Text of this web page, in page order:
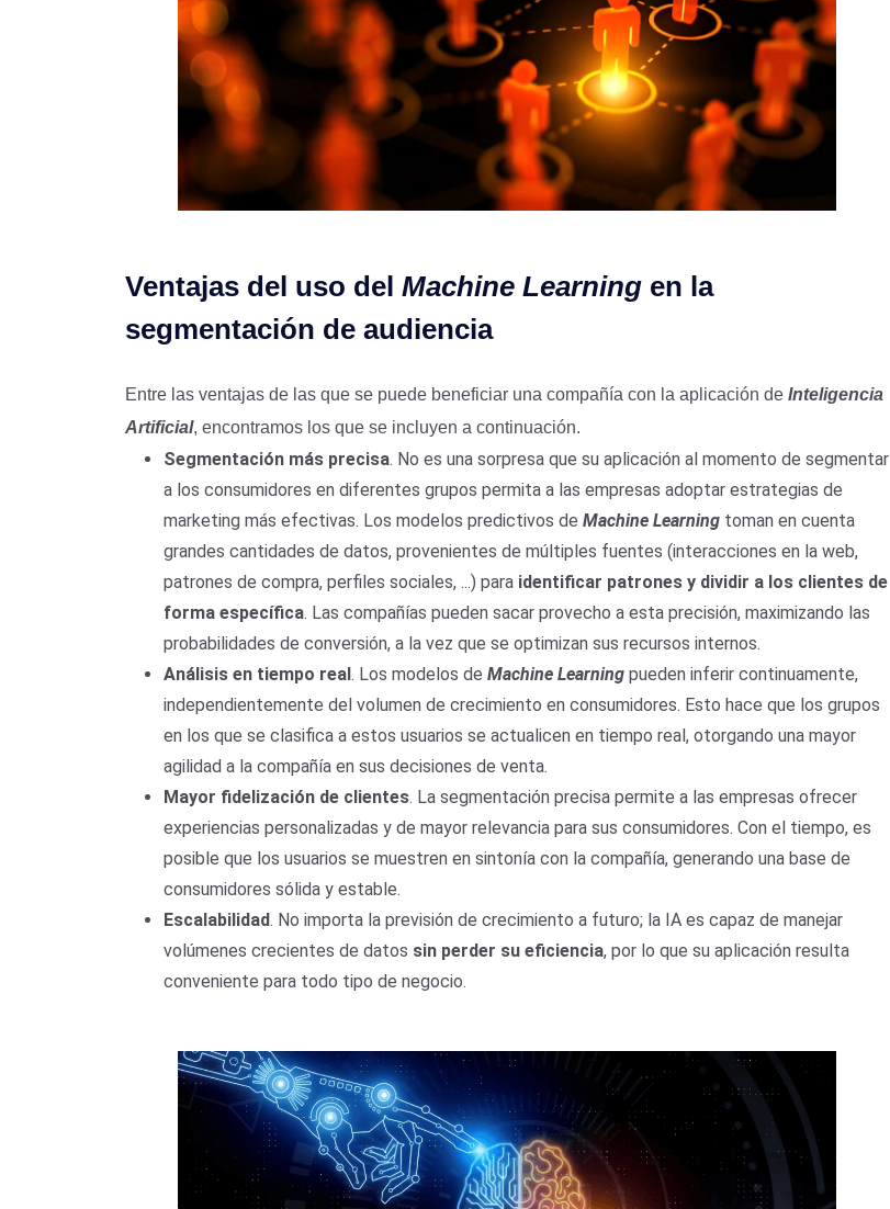
Ventajas del uso del Machine Learning en la
segmentación de audiencia
Entre las ventajas de las que se puede beneficiar una compañía con la aplicación de Inteligencia
Artificial, encontramos los que se incluyen a continuación.
Segmentación más precisa. No es una sorpresa que su aplicación al momento de segmentar
a los consumidores en diferentes grupos permita a las empresas adoptar estrategias de
marketing más efectivas. Los modelos predictivos de Machine Learning toman en cuenta
grandes cantidades de datos, provenientes de múltiples fuentes (interacciones en la web,
patrones de compra, perfiles sociales, ...) para identificar patrones y dividir a los clientes de
forma específica. Las compañías pueden sacar provecho a esta precisión, maximizando las
probabilidades de conversión, a la vez que se optimizan sus recursos internos.
Análisis en tiempo real. Los modelos de Machine Learning pueden inferir continuamente,
independientemente del volumen de crecimiento en consumidores. Esto hace que los grupos
en los que se clasifica a estos usuarios se actualicen en tiempo real, otorgando una mayor
agilidad a la compañía en sus decisiones de venta.
Mayor fidelización de clientes. La segmentación precisa permite a las empresas ofrecer
experiencias personalizadas y de mayor relevancia para sus consumidores. Con el tiempo, es
posible que los usuarios se muestren en sintonía con la compañía, generando una base de
consumidores sólida y estable.
Escalabilidad. No importa la previsión de crecimiento a futuro; la IA es capaz de manejar
volúmenes crecientes de datos sin perder su eficiencia, por lo que su aplicación resulta
conveniente para todo tipo de negocio.